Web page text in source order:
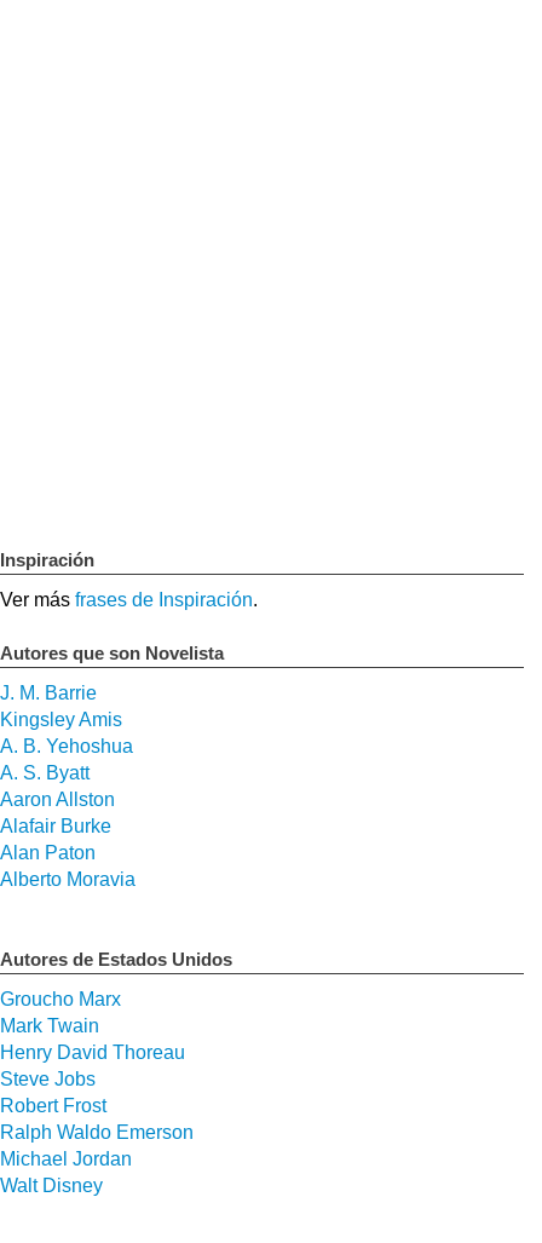
Inspiración
Ver más frases de Inspiración.
Autores que son Novelista
J. M. Barrie
Kingsley Amis
A. B. Yehoshua
A. S. Byatt
Aaron Allston
Alafair Burke
Alan Paton
Alberto Moravia
Autores de Estados Unidos
Groucho Marx
Mark Twain
Henry David Thoreau
Steve Jobs
Robert Frost
Ralph Waldo Emerson
Michael Jordan
Walt Disney